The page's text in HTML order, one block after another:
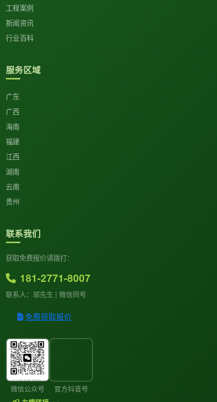
工程案例
新闻资讯
行业百科
服务区域
广东
广西
海南
福建
江西
湖南
云南
贵州
联系我们
获取免费报价请拨打：
181-2771-8007
联系人：邬先生 | 微信同号
免费获取报价
微信公众号 官方抖音号